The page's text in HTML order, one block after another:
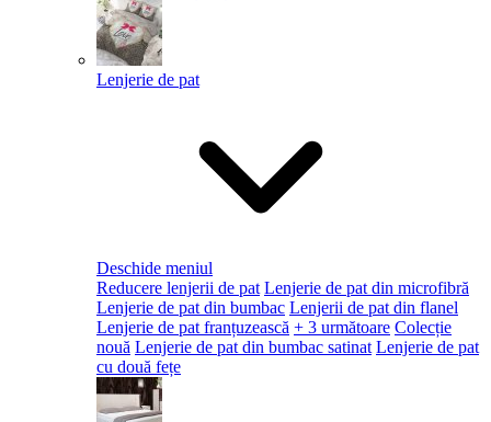
Lenjerie de pat
Deschide meniul
Reducere lenjerii de pat Lenjerie de pat din microfibră
Lenjerie de pat din bumbac Lenjerii de pat din flanel
Lenjerie de pat franțuzească + 3 următoare Colecție
nouă Lenjerie de pat din bumbac satinat Lenjerie de pat
cu două fețe